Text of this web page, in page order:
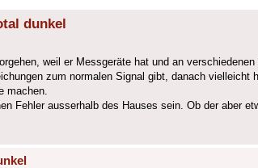
dunkel
weil er Messgeräte hat und an
zum normalen Signal gibt, danach vielleicht
machen.
Fehler ausserhalb des Hauses sein. Ob der aber